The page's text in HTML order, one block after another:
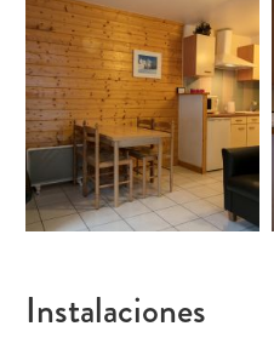
Instalaciones